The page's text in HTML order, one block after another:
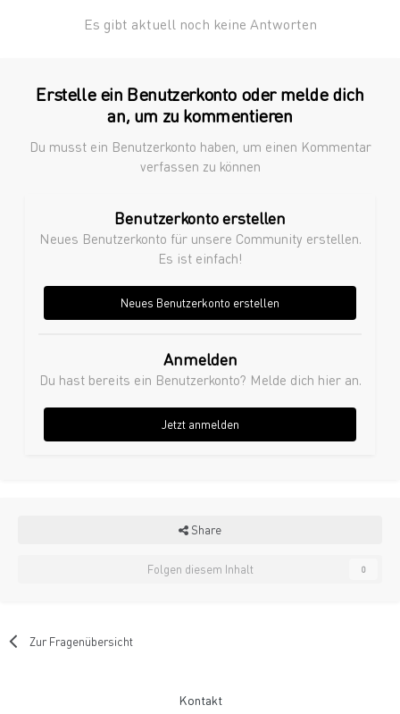
Es gibt aktuell noch keine Antworten
Erstelle ein Benutzerkonto oder melde dich
an, um zu kommentieren
Du musst ein Benutzerkonto haben, um einen Kommentar
verfassen zu können
Benutzerkonto erstellen
Neues Benutzerkonto für unsere Community erstellen.
Es ist einfach!
Neues Benutzerkonto erstellen
Anmelden
Du hast bereits ein Benutzerkonto? Melde dich hier an.
Jetzt anmelden
Share
Folgen diesem Inhalt 0
Zur Fragenübersicht
Kontakt